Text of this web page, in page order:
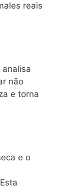
reais
não
e torna
e o